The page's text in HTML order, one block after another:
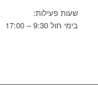
שעות פעילות:
בימי חול 9:30 – 17:00